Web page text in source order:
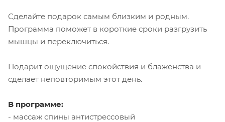
Сделайте подарок самым близким и родным.
Программа поможет в короткие сроки разгрузить
мышцы и переключиться.
Подарит ощущение спокойствия и блаженства и
сделает неповторимым этот день.
В программе:
- массаж спины антистрессовый